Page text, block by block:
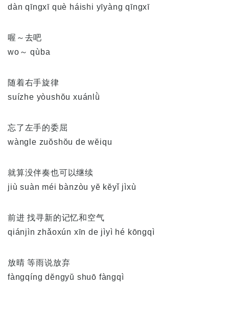
dàn qīngxī què háishi yīyàng qīngxī
喔～去吧
wo～ qùba
随着右手旋律
suízhe yòushŏu xuánlǜ
忘了左手的委屈
wàngle zuŏshŏu de wĕiqu
就算没伴奏也可以继续
jiù suàn méi bànzòu yĕ kĕyǐ jìxù
前进 找寻新的记忆和空气
qiánjìn zhǎoxún xīn de jìyì hé kōngqì
放晴 等雨说放弃
fàngqíng dĕngyŭ shuō fàngqì